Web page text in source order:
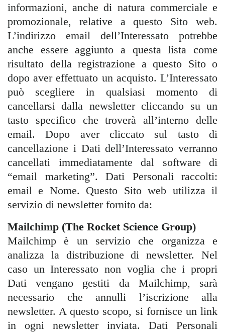
informazioni, anche di natura commerciale e
promozionale, relative a questo Sito web.
L’indirizzo email dell’Interessato potrebbe
anche essere aggiunto a questa lista come
risultato della registrazione a questo Sito o
dopo aver effettuato un acquisto. L’Interessato
può scegliere in qualsiasi momento di
cancellarsi dalla newsletter cliccando su un
tasto specifico che troverà all’interno delle
email. Dopo aver cliccato sul tasto di
cancellazione i Dati dell’Interessato verranno
cancellati immediatamente dal software di
“email marketing”. Dati Personali raccolti:
email e Nome. Questo Sito web utilizza il
servizio di newsletter fornito da:
Mailchimp (The Rocket Science Group)
Mailchimp è un servizio che organizza e
analizza la distribuzione di newsletter. Nel
caso un Interessato non voglia che i propri
Dati vengano gestiti da Mailchimp, sarà
necessario che annulli l’iscrizione alla
newsletter. A questo scopo, si fornisce un link
in ogni newsletter inviata. Dati Personali